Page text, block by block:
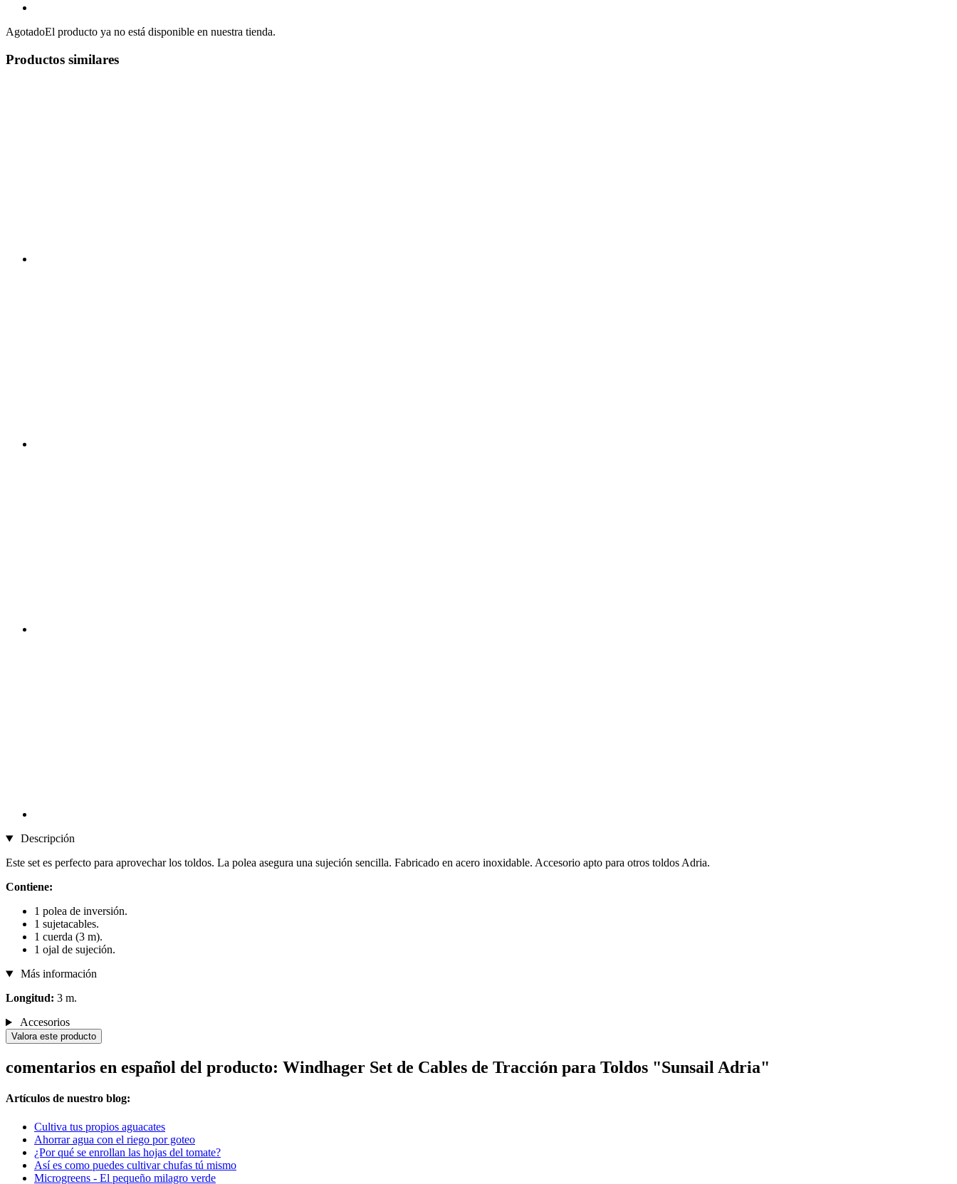
AgotadoEl producto ya no está disponible en nuestra tienda.
Productos similares
Descripción
Este set es perfecto para aprovechar los toldos. La polea asegura una sujeción sencilla. Fabricado en acero inoxidable. Accesorio apto para otros toldos Adria.
Contiene:
1 polea de inversión.
1 sujetacables.
1 cuerda (3 m).
1 ojal de sujeción.
Más información
Longitud: 3 m.
Accesorios
Valora este producto
comentarios en español del producto: Windhager Set de Cables de Tracción para Toldos "Sunsail Adria"
Artículos de nuestro blog:
Cultiva tus propios aguacates
Ahorrar agua con el riego por goteo
¿Por qué se enrollan las hojas del tomate?
Así es como puedes cultivar chufas tú mismo
Microgreens - El pequeño milagro verde